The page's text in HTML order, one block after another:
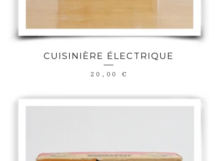
CUISINIÈRE ÉLECTRIQUE
20,00 €